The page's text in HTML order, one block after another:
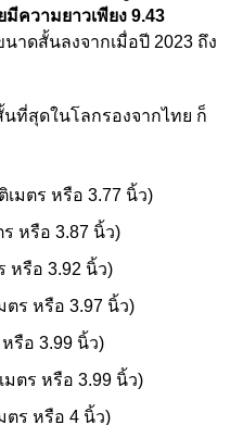
ความยาวเพียง 9.43
าดสั้นลงจากเมื่อปี 2023 ถึง
ที่สุดในโลกรองจากไทย ก็
เมตร หรือ 3.77 นิ้ว)
หรือ 3.87 นิ้ว)
หรือ 3.92 นิ้ว)
ตร หรือ 3.97 นิ้ว)
รือ 3.99 นิ้ว)
มตร หรือ 3.99 นิ้ว)
ตร หรือ 4 นิ้ว)